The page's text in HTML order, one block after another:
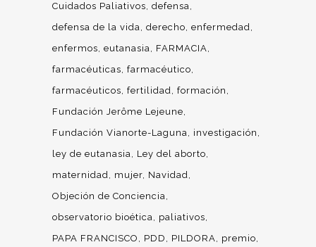
Cuidados Paliativos defensa
defensa de la vida derecho enfermedad
enfermos eutanasia
FARMACIA
farmacéuticas farmacéutico
farmacéuticos fertilidad formación
Fundación Jerôme Lejeune
Fundación Vianorte-Laguna
investigación
ley de eutanasia
Ley del aborto
maternidad
mujer Navidad
Objeción de Conciencia
observatorio bioética
paliativos
PAPA FRANCISCO
PDD PILDORA
premio